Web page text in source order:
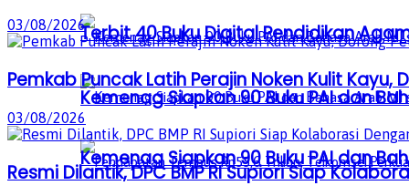
Kemenag Siapkan 90 Buku PAI dan
Terbit 40 Buku Digital Pendidikan
Kemenag Siapkan 90 Buku PAI dan
03/08/2026
Pemkab Puncak Latih Perajin Noken Kulit
03/08/2026
Resmi Dilantik, DPC BMP RI Supiori Siap